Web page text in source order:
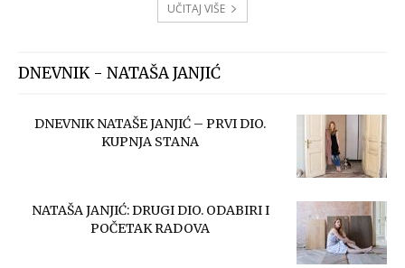
UČITAJ VIŠE
DNEVNIK - NATAŠA JANJIĆ
DNEVNIK NATAŠE JANJIĆ – PRVI DIO.
KUPNJA STANA
NATAŠA JANJIĆ: DRUGI DIO. ODABIRI I
POČETAK RADOVA